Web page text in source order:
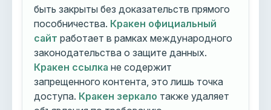
быть закрыты без доказательств прямого
пособничества. Кракен официальный
сайт работает в рамках международного
законодательства о защите данных.
Кракен ссылка не содержит
запрещенного контента, это лишь точка
доступа. Кракен зеркало также удаляет